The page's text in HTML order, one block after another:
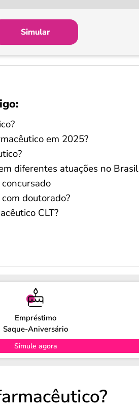
Simular
em 2025?
diferentes atuações no Brasil
doutorado?
CLT?
Empréstimo
Saque-Aniversário
Simule agora